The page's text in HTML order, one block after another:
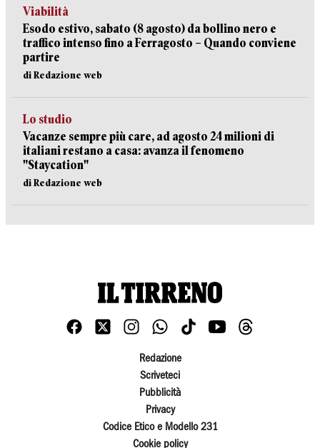
Viabilità
Esodo estivo, sabato (8 agosto) da bollino nero e
traffico intenso fino a Ferragosto – Quando conviene
partire
di Redazione web
Lo studio
Vacanze sempre più care, ad agosto 24 milioni di
italiani restano a casa: avanza il fenomeno
"Staycation"
di Redazione web
Redazione
Scriveteci
Pubblicità
Privacy
Codice Etico e Modello 231
Cookie policy